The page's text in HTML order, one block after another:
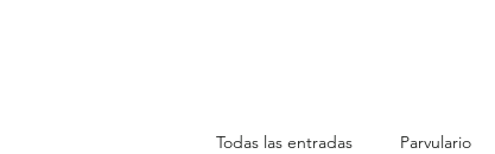
Todas las entradas Parvulario